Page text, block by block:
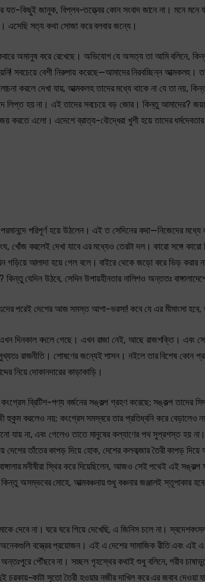
কিছুই জানুক, বিপ্লব-তত্ত্বের কোন সংবাদ জানে না। মনে মনে
এসেছি সত্য কথা সোজা করে বলবার জন্যে।
অমানুষ করে রেখেছে। অভিযোগ যে অসত্য তা আমি বলিনে,
বেশী নিরুপায় করেছে—আমাদের নিরবচ্ছিন্ন আত্মকলহ।
করলে দেখা যায়, আত্মকলহ তাদের মধ্যে থাকে না যে তা নয়,
লিপ্ত হয় না। এই তাদের সবচেয়ে বড় জোর। কিন্তু আমাদের?
করতে এলো। এদেশে ব্রাত্য-বৌদ্ধেরা খুশী হয়ে তাদের
পরমানন্দে পরিপূর্ণ হয়ে উঠলেন। এই ত সেদিনের কথা—নিজেদের
খোঁজ করলেই দেখা যাবে এর মধ্যেও তেরটা দল। কারো সঙ্গে
আলাদা হয়ে গেল বলে। বাইরে থেকে জড়ো করে ভিড় করার
উঠবে, সেদিন উপায়হীনতার নালিশও অন্ততঃ
পরেই দেশের আজ সমস্ত আশা-ভরসা! কবে যে এর মীমাংসা হবে,
এখন দিনকাল বদলে গেছে। এখন রাজা নেই, আছে রাজশক্তি।
রাজনীতি। শোষণের জন্যেই শাসন। নইলে তার বিশেষ কোন
নিয়ে দোকানদারের কাড়াকাড়ি।
ব্রিটিশ-পণ্য বর্জনের সঙ্কল্প গ্রহণ করেছে; সঙ্কল্প তাদের
হুকুম করলেও নয়; কংগ্রেস সমস্বরে তার প্রতিধ্বনি করে বেড়ালেও
যায় না, এবং গেলেও তাতে মানুষের কল্যাণের পথ সুপ্রশস্ত হয়
তাঁতের কাপড় দিয়ে হোক, দেশের কলকব্জার তৈরী কাপড় দিয়ে
মনীষীরা স্থির করে দিয়েছিলেন, আজও সেই পথেই এই
অসম্ভবের মোহে, আত্মবঞ্চনায় শুধু বঞ্চনার জঞ্জালই স্তূপাকার
দেবে না। ঘরে ঘরে গিয়ে দেখেছি, এ জিনিস চলে না।
বস্ত্রের প্রয়োজন। এই এ দেশের সামাজিক রীতি এবং এই
অন্তঃপুরে পৌঁছবে না। সচ্ছল গৃহস্থের কথাই শুধু বলিনে, গরীব
কাটা সুতো তৈরী হওয়ার নজীর দাখিল করে এর জবাব দেওয়া